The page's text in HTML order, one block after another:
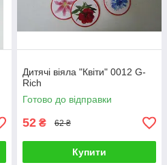
Дитячі віяла "Квіти" 0012 G-
Rich
Готово до відправки
52 ₴ 62 ₴
Купити